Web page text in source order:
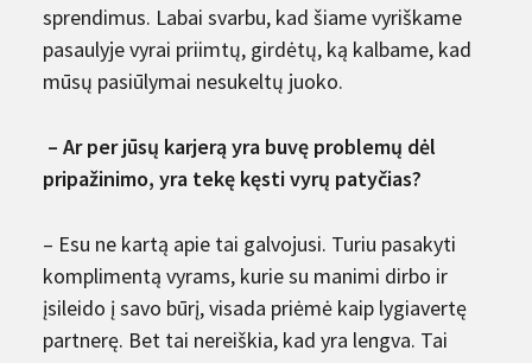
sprendimus. Labai svarbu, kad šiame vyriškame
pasaulyje vyrai priimtų, girdėtų, ką kalbame, kad
mūsų pasiūlymai nesukeltų juoko.
– Ar per jūsų karjerą yra buvę problemų dėl
pripažinimo, yra tekę kęsti vyrų patyčias?
– Esu ne kartą apie tai galvojusi. Turiu pasakyti
komplimentą vyrams, kurie su manimi dirbo ir
įsileido į savo būrį, visada priėmė kaip lygiavertę
partnerę. Bet tai nereiškia, kad yra lengva. Tai